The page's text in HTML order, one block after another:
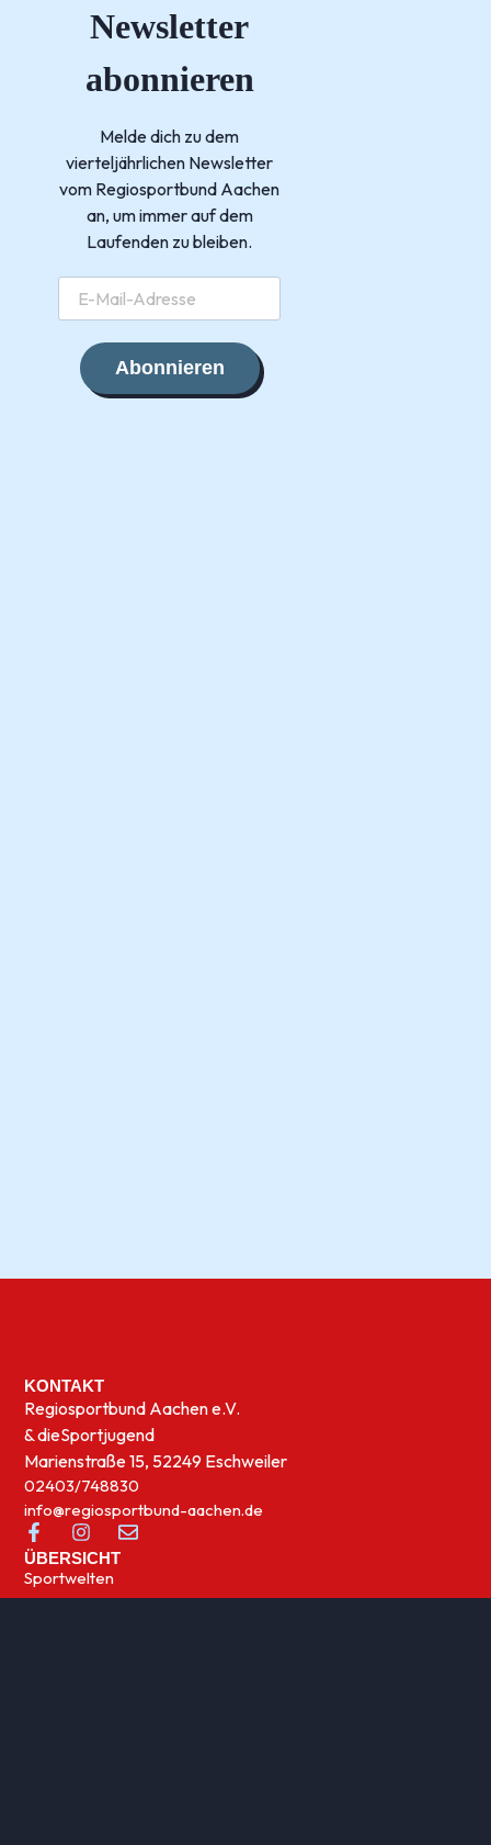
Newsletter
abonnieren
Melde dich zu dem
vierteljährlichen Newsletter
vom Regiosportbund Aachen
an, um immer auf dem
Laufenden zu bleiben.
Abonnieren
KONTAKT
Regiosportbund Aachen e.V.
& dieSportjugend
Marienstraße 15, 52249 Eschweiler
02403/748830
info@regiosportbund-aachen.de
ÜBERSICHT
Sportwelten